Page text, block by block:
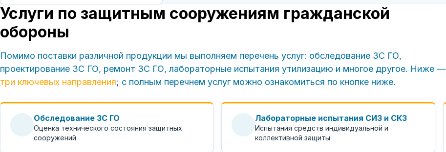
Услуги по защитным сооружениям гражданской
обороны
Помимо поставки различной продукции мы выполняем перечень услуг: обследование ЗС ГО,
проектирование ЗС ГО, ремонт ЗС ГО, лабораторные испытания утилизацию и многое другое. Ниже —
три ключевых направления; с полным перечнем услуг можно ознакомиться по кнопке ниже.
Обследование ЗС ГО
Оценка технического состояния защитных
сооружений
Лабораторные испытания СИЗ и СКЗ
Испытания средств индивидуальной и
коллективной защиты